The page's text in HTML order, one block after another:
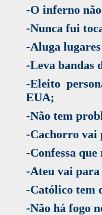
-O inferno
-Nunca fui
-Aluga
-Leva bandas
-Eleito
EUA;
-Não tem
-Cachorro vai
-Confessa
-Ateu vai para
-Católico tem
-Não há fogo